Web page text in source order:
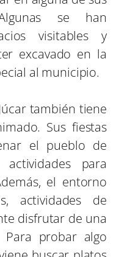
se han
visitables y
excavado en la
al municipio.
también tiene
Sus fiestas
el pueblo de
para
el entorno
actividades de
disfrutar de una
probar algo